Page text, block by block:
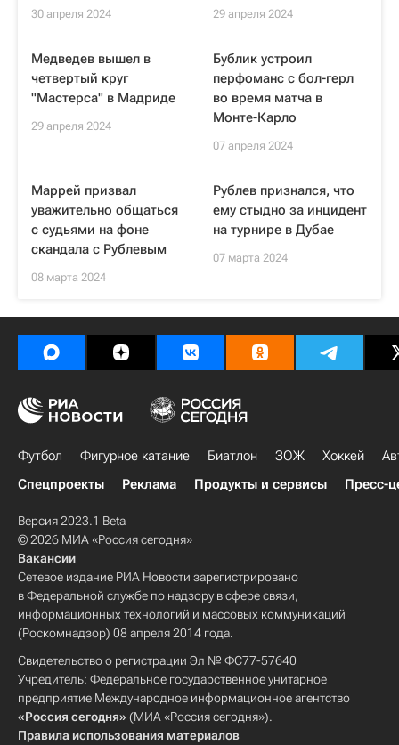
30 апреля 2024 29 апреля 2024
Медведев вышел в
четвертый круг
"Мастерса" в Мадриде
29 апреля 2024
Бублик устроил
перфоманс с бол-герл
во время матча в
Монте-Карло
07 апреля 2024
Маррей призвал
уважительно общаться
с судьями на фоне
скандала с Рублевым
08 марта 2024
Рублев признался, что
ему стыдно за инцидент
на турнире в Дубае
07 марта 2024
Футбол Фигурное катание Биатлон ЗОЖ Хоккей
Спецпроекты
Реклама Продукты и сервисы Пресс-
Версия 2023.1 Beta
© 2026 МИА «Россия сегодня»
Вакансии
Сетевое издание РИА Новости зарегистрировано
в Федеральной службе по надзору в сфере связи,
информационных технологий и массовых коммуникаций
(Роскомнадзор) 08 апреля 2014 года.
Свидетельство о регистрации Эл № ФС77-57640
Учредитель: Федеральное государственное унитарное
предприятие Международное информационное агентство
«Россия сегодня» (МИА «Россия сегодня»).
Правила использования материалов